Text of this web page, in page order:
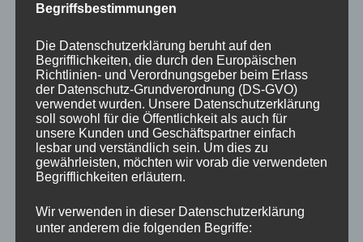
unseren D-Junioren
18:00 Uhr
Training mit unseren E- und F-
Junioren Das DFB-Mobil ist ein Projekt des
Deutschen Fußball-Bundes, das deutschlandweit
unterwegs ist, um Vereine direkt vor Ort zu
unterstützen. Im Mittelpunkt stehen die Förderung
des …
Begriffsbestimmungen
Die Datenschutzerklärung beruht auf den
Begrifflichkeiten, die durch den Europäischen
Richtlinien- und Verordnungsgeber beim Erlass
der Datenschutz-Grundverordnung (DS-GVO)
verwendet wurden. Unsere Datenschutzerklärung
soll sowohl für die Öffentlichkeit als auch für
unsere Kunden und Geschäftspartner einfach
lesbar und verständlich sein. Um dies zu
gewährleisten, möchten wir vorab die verwendeten
Begrifflichkeiten erläutern.
Wir verwenden in dieser Datenschutzerklärung
unter anderem die folgenden Begriffe: